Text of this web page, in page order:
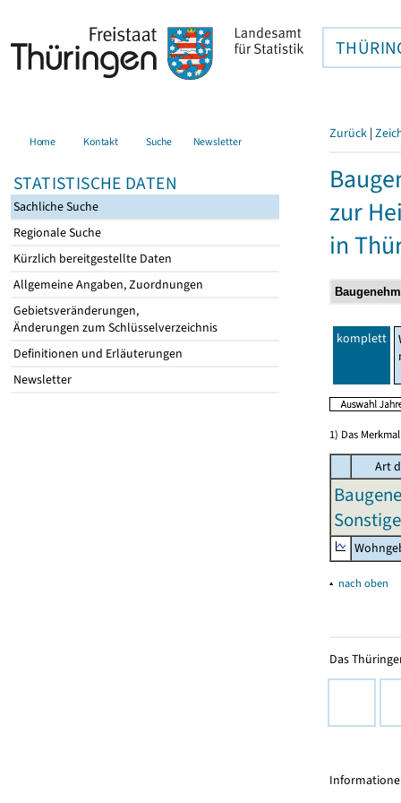
Home Kontakt Suche Newsletter
STATISTISCHE DATEN
Sachliche Suche
Regionale Suche
Kürzlich bereitgestellte Daten
Allgemeine Angaben, Zuordnungen
Gebietsveränderungen,
Änderungen zum Schlüsselverzeichnis
Definitionen und Erläuterungen
Newsletter
Zurück |
zur
in
komplett
1) Das
Art
▴ nach oben
Das